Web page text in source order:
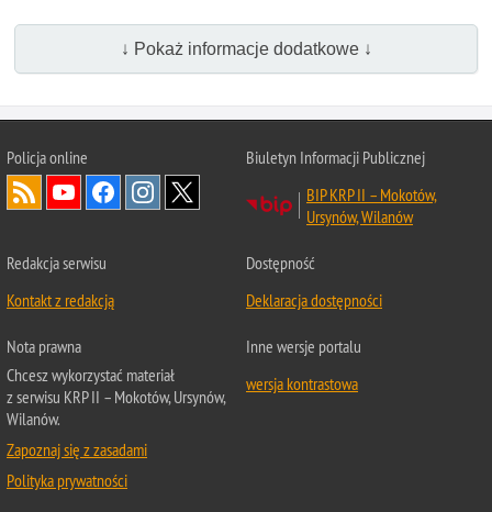
↓ Pokaż informacje dodatkowe ↓
Policja online
Biuletyn Informacji Publicznej
BIP KRP II – Mokotów,
Ursynów, Wilanów
Redakcja serwisu
Kontakt z redakcją
Dostępność
Deklaracja dostępności
Nota prawna
Chcesz wykorzystać materiał
z serwisu KRP II – Mokotów, Ursynów,
Wilanów.
Zapoznaj się z zasadami
Polityka prywatności
Inne wersje portalu
wersja kontrastowa